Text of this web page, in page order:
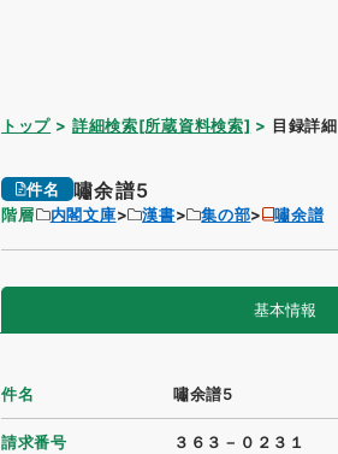
トップ 詳細検索[所蔵資料検索] 目録詳細
件名 嘯余譜5
階層 内閣文庫 漢書 集の部 嘯余譜
基本情報
件名 嘯余譜5
請求番号 ３６３－０２３１